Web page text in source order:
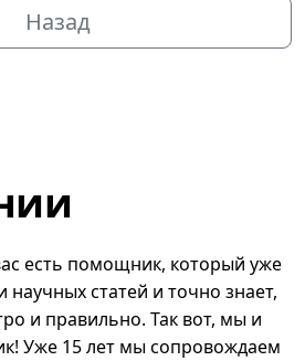
Назад
есть помощник, который уже
научных статей и точно знает,
и правильно. Так вот, мы и
Уже 15 лет мы сопровождаем